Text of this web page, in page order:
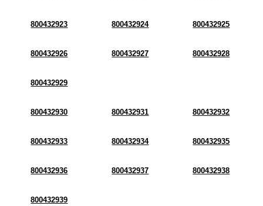
800432923 800432924 800432925
800432926 800432927 800432928
800432929
800432930 800432931 800432932
800432933 800432934 800432935
800432936 800432937 800432938
800432939